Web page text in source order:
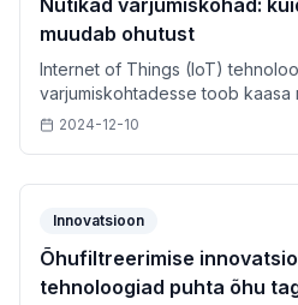
Nutikad varjumiskohad:
muudab ohutust
Internet of Things (IoT)
varjumiskohtadesse toob kaasa
muudatused ohutuses ja
2024-12-10
Innovatsioon
Õhufiltreerimise
tehnoloogiad puhta õhu